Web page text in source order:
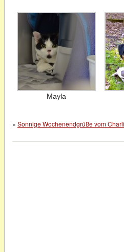
Mayla
« Sonnige Wochenendgrüße vom